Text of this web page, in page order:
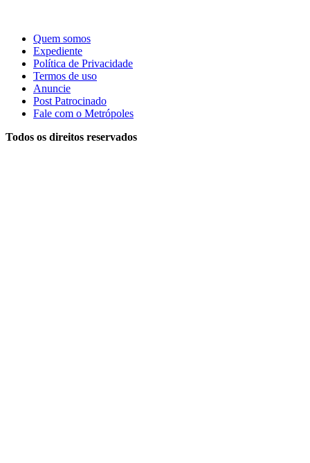
Quem somos
Expediente
Política de Privacidade
Termos de uso
Anuncie
Post Patrocinado
Fale com o Metrópoles
Todos os direitos reservados